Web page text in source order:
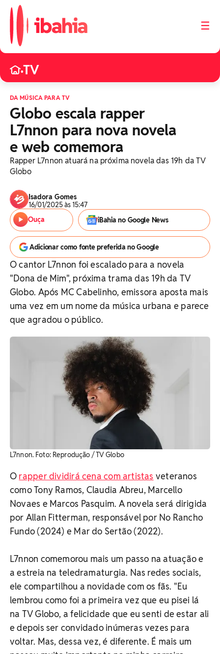
☰
•TV
DA MÚSICA PARA TV
Globo escala rapper
L7nnon para nova novela
e web comemora
Rapper L7nnon atuará na próxima novela das 19h da TV
Globo
Isadora Gomes
16/01/2025 às 15:47
Ouça
iBahia no Google News
Adicionar como fonte preferida no Google
O cantor L7nnon foi escalado para a novela
"Dona de Mim", próxima trama das 19h da TV
Globo. Após MC Cabelinho, emissora aposta mais
uma vez em um nome da música urbana e parece
que agradou o público.
L7nnon. Foto: Reprodução / TV Globo
O rapper dividirá cena com artistas veteranos
como Tony Ramos, Claudia Abreu, Marcello
Novaes e Marcos Pasquim. A novela será dirigida
por Allan Fitterman, responsável por No Rancho
Fundo (2024) e Mar do Sertão (2022).
L7nnon comemorou mais um passo na atuação e
a estreia na teledramaturgia. Nas redes sociais,
ele compartilhou a novidade com os fãs. "Eu
lembrou como foi a primeira vez que eu pisei lá
na TV Globo, a felicidade que eu senti de estar ali
e depois ser convidado inúmeras vezes para
voltar. Mas, dessa vez, é diferente. É mais um